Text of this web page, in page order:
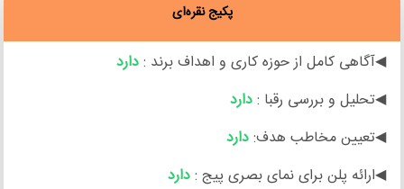
پکیج نقره‌ای
◀آگاهی کامل از حوزه کاری و اهداف برند :دارد
◀تحلیل و بررسی رقبا :دارد
◀تعیین مخاطب هدف:دارد
◀ارائه پلن برای نمای بصری پیج :دارد